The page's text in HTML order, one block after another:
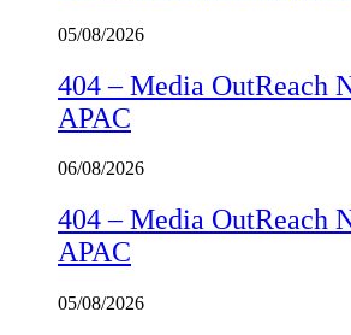
05/08/2026
404 – Media OutReach
APAC
06/08/2026
404 – Media OutReach
APAC
05/08/2026